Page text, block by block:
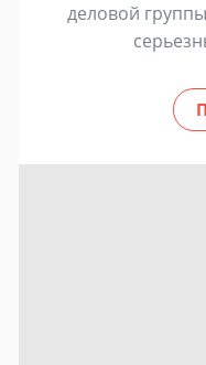
деловой